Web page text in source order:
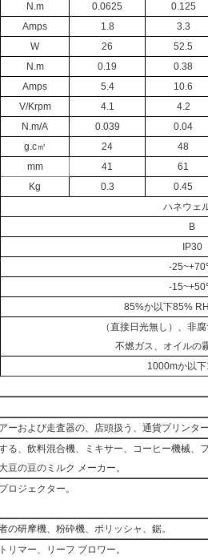
N.m 0.0625 0.125
Amps 1.8 3.3
W 26 52.5
N.m 0.19 0.38
Amps 5.4 10.6
V/Krpm 4.1 4.2
N.m/A 0.039 0.04
g.c㎡ 24 48
mm 41 61
Kg 0.3 0.45
ハネウェ
B
IP30
-
-
85%か以下85% RH
（直接日光無し）、非
不燃ガス、オイルの
1000mか以
ーおよび走査器の、店頭扱う、通貨プリンタ
る、飲料混合機、ミキサー、コーヒー機械、
豆の豆のミルク メーカー。
ロジェクター。
の研摩機、粉砕機、ポリッシャ、鋸。
リマー、リーフ ブロワー。